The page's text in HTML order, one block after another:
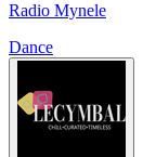
Radio Mynele
Dance